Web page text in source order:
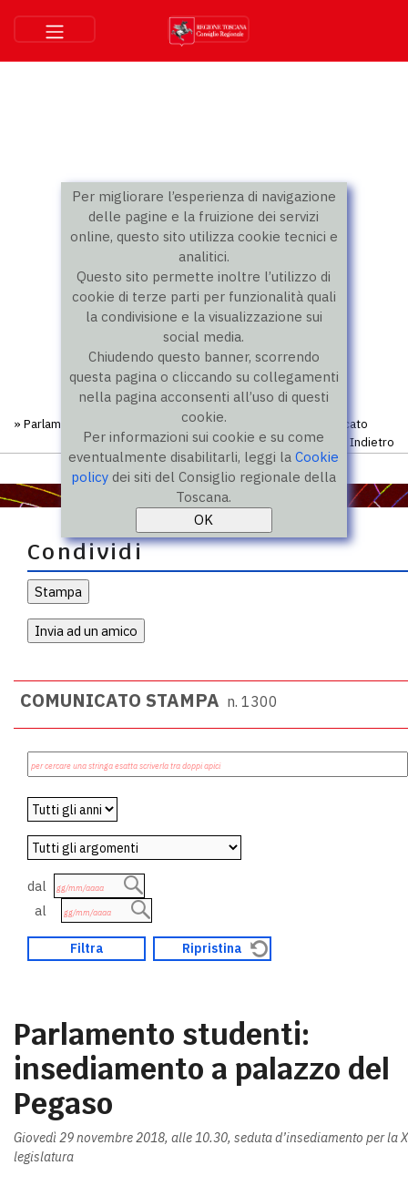
Per migliorare l’esperienza di navigazione
delle pagine e la fruizione dei servizi
online, questo sito utilizza cookie tecnici e
analitici.
Questo sito permette inoltre l’utilizzo di
cookie di terze parti per funzionalità quali
la condivisione e la visualizzazione sui
social media.
Chiudendo questo banner, scorrendo
questa pagina o cliccando su collegamenti
nella pagina acconsenti all’uso di questi
cookie.
Per informazioni sui cookie e su come
eventualmente disabilitarli, leggi laCookie
policy dei siti del Consiglio regionale della
Toscana.
» Parlamento regionale degli studenti»
» Comunicato
Indietro
Condividi
COMUNICATO STAMPA n. 1300
dal
al
Parlamento studenti:
insediamento a palazzo del
Pegaso
Giovedì 29 novembre 2018, alle 10.30, seduta d’insediamento per la
legislatura